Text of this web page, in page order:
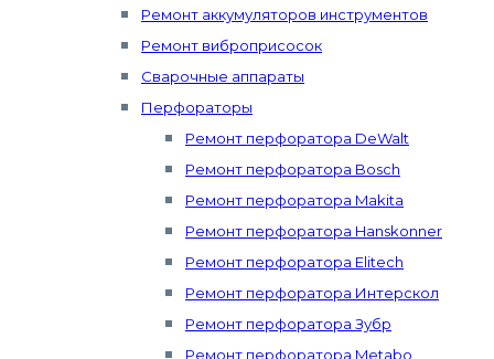
Ремонт аккумуляторов инструментов
Ремонт виброприсосок
Сварочные аппараты
Перфораторы
Ремонт перфоратора DeWalt
Ремонт перфоратора Bosch
Ремонт перфоратора Makita
Ремонт перфоратора Hanskonner
Ремонт перфоратора Elitech
Ремонт перфоратора Интерскол
Ремонт перфоратора Зубр
Ремонт перфоратора Metabo